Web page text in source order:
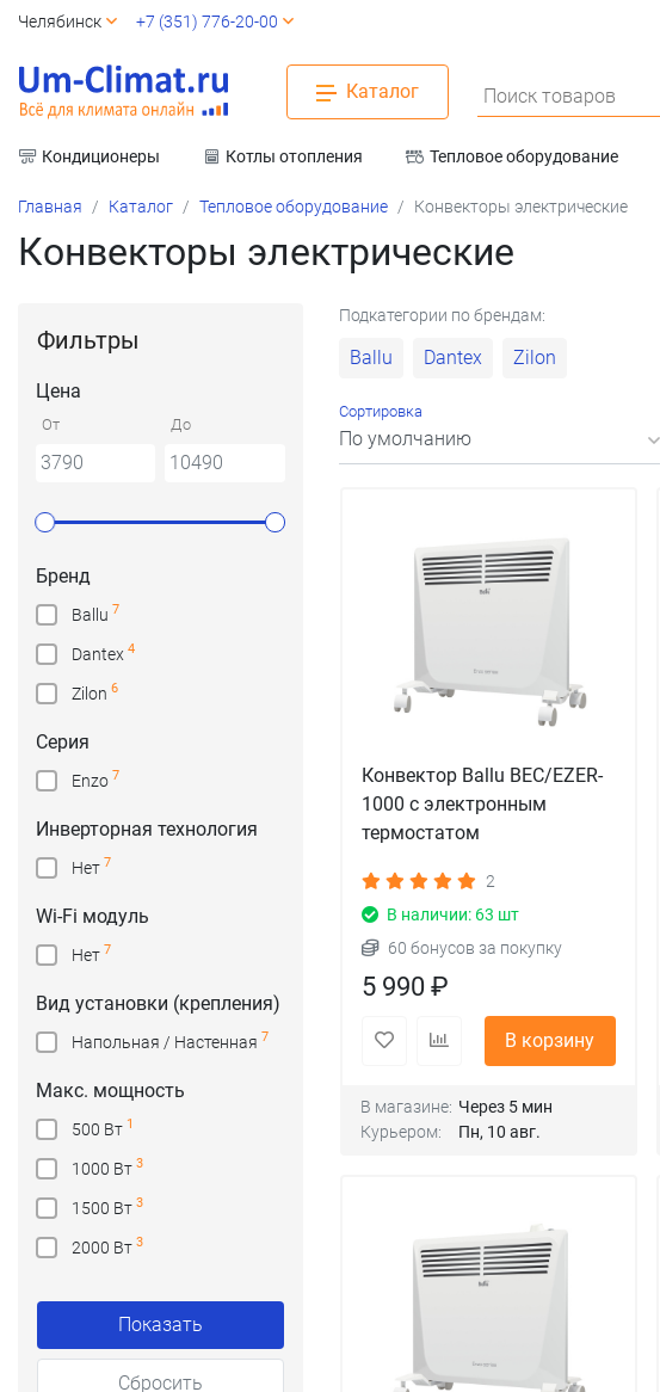
Кондиционеры Котлы отопления Тепловое оборудование
Каталог Поиск товаров
Челябинск +7 (351) 776-20-00
Главная Каталог Тепловое оборудование Конвекторы электрические
Конвекторы электрические
Фильтры
Цена
От До
Бренд
Ballu 7
Dantex 4
Zilon 6
Серия
Enzo 7
Инверторная технология
Нет 7
Wi-Fi модуль
Нет 7
Вид установки (крепления)
Напольная / Настенная 7
Макс. мощность
500 Вт 1
1000 Вт 3
1500 Вт 3
2000 Вт 3
Показать
Сбросить
Подкатегории по брендам:
Ballu Dantex Zilon
Сортировка
Конвектор Ballu BEC/EZER-
1000 с электронным
термостатом
2
В наличии: 63 шт
60 бонусов за покупку
5 990 ₽
В корзину
В магазине: Через 5 мин
Курьером:
Пн, 10 авг.